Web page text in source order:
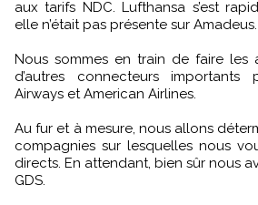
aux tarifs NDC. Lufthansa s’est
elle n’était pas présente sur Amadeus.
Nous sommes en train de faire les
d’autres connecteurs
Airways et American Airlines.
Au fur et à mesure, nous allons
compagnies sur lesquelles nous
directs. En attendant, bien sûr nous
GDS.